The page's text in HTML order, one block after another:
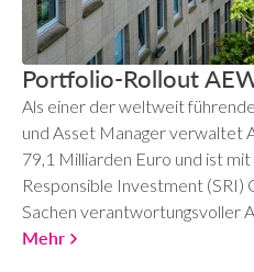
Portfolio-Rollout
Als einer der weltweit
und Asset Manager verwaltet
79,1 Milliarden Euro und ist mit
Responsible Investment (SRI)
Sachen verantwortungsvoller
Mehr